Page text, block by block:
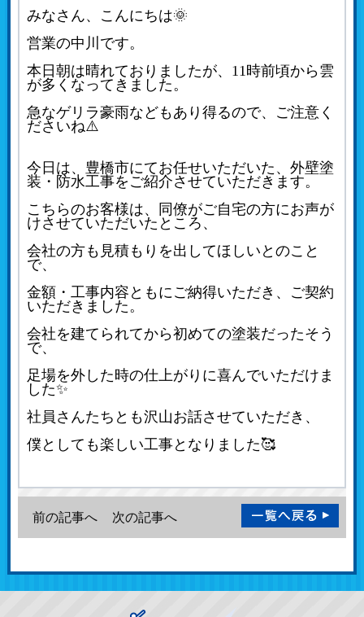
みなさん、こんにちは🌞
営業の中川です。
本日朝は晴れておりましたが、11時前頃から雲
が多くなってきました。
急なゲリラ豪雨などもあり得るので、ご注意く
ださいね⚠️
今日は、豊橋市にてお任せいただいた、外壁塗
装・防水工事をご紹介させていただきます。
こちらのお客様は、同僚がご自宅の方にお声が
けさせていただいたところ、
会社の方も見積もりを出してほしいとのこと
で、
金額・工事内容ともにご納得いただき、ご契約
いただきました。
会社を建てられてから初めての塗装だったそう
で、
足場を外した時の仕上がりに喜んでいただけま
した✨
社員さんたちとも沢山お話させていただき、
僕としても楽しい工事となりました🥰
前の記事へ 次の記事へ